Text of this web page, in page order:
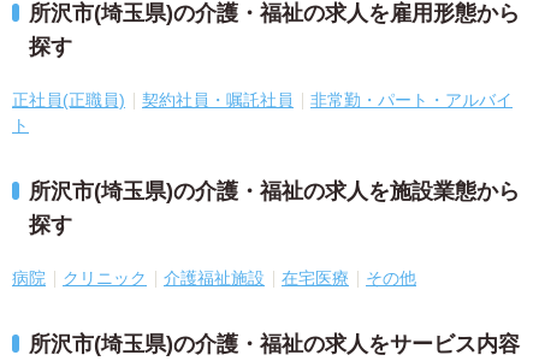
所沢市(埼玉県)の介護・福祉の求人を雇用形態から
探す
正社員(正職員) 契約社員・嘱託社員
非常勤・パート・アルバイ
ト
所沢市(埼玉県)の介護・福祉の求人を施設業態から
探す
病院 クリニック 介護福祉施設 在宅医療 その他
所沢市(埼玉県)の介護・福祉の求人をサービス内容